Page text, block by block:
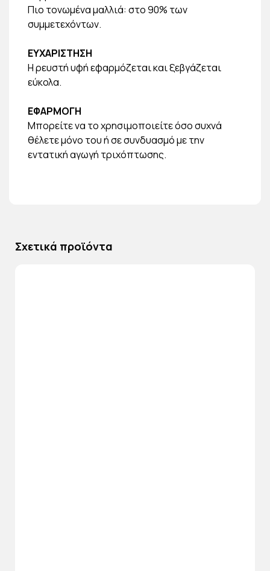
Πιο τονωμένα μαλλιά: στο 90% των
συμμετεχόντων.
ΕΥΧΑΡΙΣΤΗΣΗ
Η ρευστή υφή εφαρμόζεται και ξεβγάζεται
εύκολα.
ΕΦΑΡΜΟΓΗ
Μπορείτε να το χρησιμοποιείτε όσο συχνά
θέλετε μόνο του ή σε συνδυασμό με την
εντατική αγωγή τριχόπτωσης.
Σχετικά προϊόντα